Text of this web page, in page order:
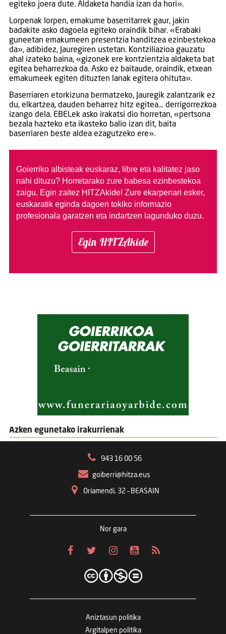
egiteko joera dute. Aldaketa handia izan da hori».
Lorpenak lorpen, emakume baserritarrek gaur, jakin
badakite asko dagoela egiteko oraindik bihar. «Erabaki
guneetan emakumeen presentzia handitzea ezinbestekoa
da», adibidez, Jauregiren ustetan. Kontziliazioa gauzatu
ahal izateko baina, «gizonek ere kontzientzia aldaketa bat
egitea beharrezkoa da. Asko ez baitaude, oraindik, etxean
emakumeek egiten dituzten lanak egitera ohituta».
Baserriaren etorkizuna bermatzeko, Jauregik zalantzarik ez
du, elkartzea, dauden beharrez hitz egitea… derrigorrezkoa
izango dela. EBELek asko irakatsi dio horretan, «pertsona
bezala hazteko eta ikasteko balio izan dit, baita
baserriaren beste aldea ezagutzeko ere».
Goierriko albisteak euskaraz, libre eta kalitatez jaso
nahi dituzu? Horretarako zure babesa ezinbestekoa
zaigu. Egin zaitez HITZAkide! Zure ekarpenari esker,
euskaratik eginda dagoen tokiko informazio
profesionala garatzen eta indartzen lagunduko duzu.
Egin HITZAkide
Azken egunetako irakurrienak
943 16 00 56
goiberri@hitza.eus
Oriamendi, 32 – BEASAIN
Nor gara
Aniztasun politika
Argitalpen politika